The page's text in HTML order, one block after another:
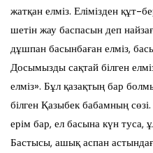
жатқан елміз. Елімізден құт-
шетін жау баспасын деп
дұшпан басынбаған елміз,
Досымызды сақтай білген
елміз». Бұл қазақтың бар
білген Қазыбек бабамның
ерім бар, ел басына күн
Бастысы, ашық аспан